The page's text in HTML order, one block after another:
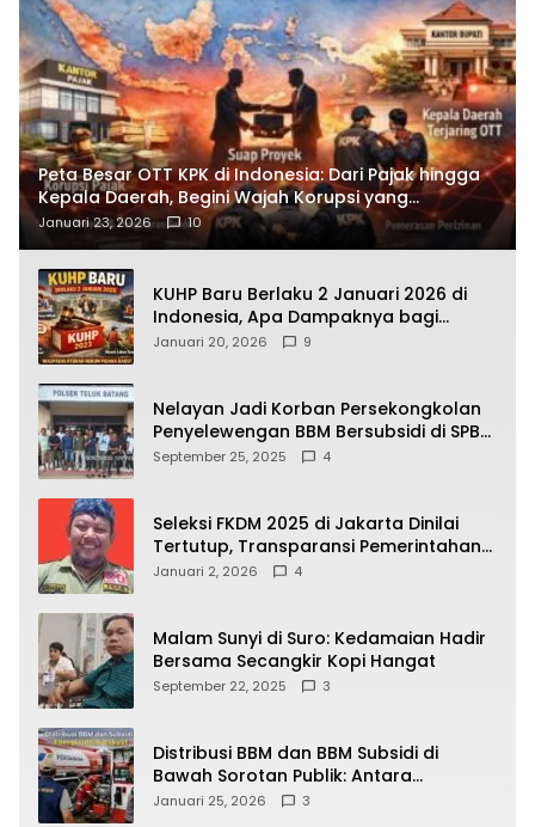
Peta Besar OTT KPK di Indonesia: Dari Pajak hingga
Kepala Daerah, Begini Wajah Korupsi yang
Terbongkar
Januari 23, 2026 10
KUHP Baru Berlaku 2 Januari 2026 di
Indonesia, Apa Dampaknya bagi
Kehidupan Warga? Ini Aturan Kunci
Januari 20, 2026 9
Nelayan Jadi Korban Persekongkolan
Penyelewengan BBM Bersubsidi di SPBU
64.78809 Teluk Batang
September 25, 2025 4
Seleksi FKDM 2025 di Jakarta Dinilai
Tertutup, Transparansi Pemerintahan
Pramono–Rano Dipertanyakan
Januari 2, 2026 4
Malam Sunyi di Suro: Kedamaian Hadir
Bersama Secangkir Kopi Hangat
September 22, 2025 3
Distribusi BBM dan BBM Subsidi di
Bawah Sorotan Publik: Antara
Kepentingan Negara, Hak Konsumen,
Januari 25, 2026 3